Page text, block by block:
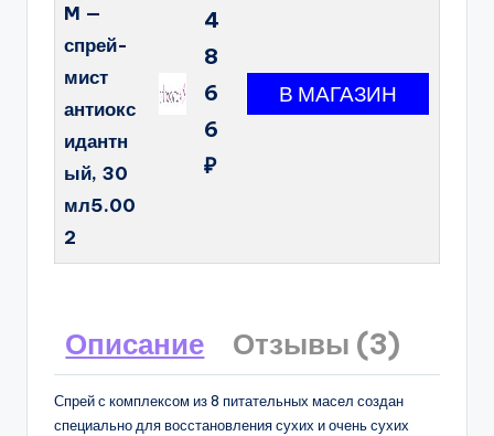
M —
спрей-
мист
антиокс
идантн
ый, 30
мл5.00
2
4
8
6
6
₽
Описание Отзывы (3)
Спрей с комплексом из 8 питательных масел создан
специально для восстановления сухих и очень сухих